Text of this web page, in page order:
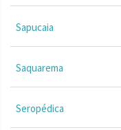
Sapucaia
Saquarema
Seropédica